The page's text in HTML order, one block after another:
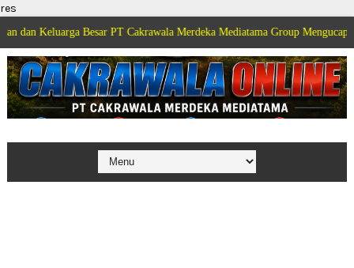
res
Besar PT Cakrawala Merdeka Mediatama Group Mengucapkan